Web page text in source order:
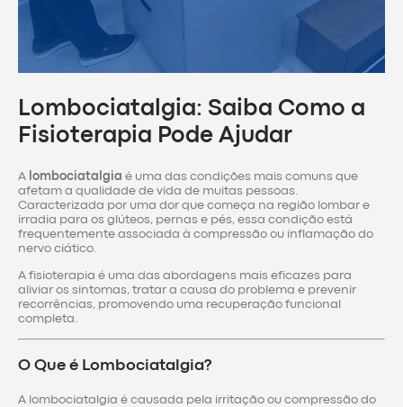
Lombociatalgia: Saiba Como a
Fisioterapia Pode Ajudar
A lombociatalgia é uma das condições mais comuns que
afetam a qualidade de vida de muitas pessoas.
Caracterizada por uma dor que começa na região lombar e
irradia para os glúteos, pernas e pés, essa condição está
frequentemente associada à compressão ou inflamação do
nervo ciático.
A fisioterapia é uma das abordagens mais eficazes para
aliviar os sintomas, tratar a causa do problema e prevenir
recorrências, promovendo uma recuperação funcional
completa.
O Que é Lombociatalgia?
A lombociatalgia é causada pela irritação ou compressão do